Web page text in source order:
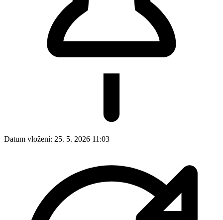
Datum vložení: 25. 5. 2026 11:03